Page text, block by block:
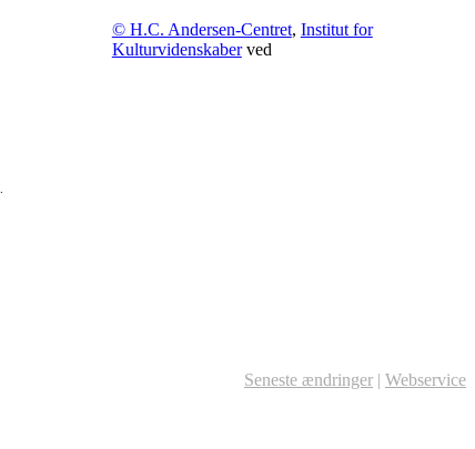
© H.C. Andersen-Centret, Institut for
Kulturvidenskaberved
Seneste ændringer | Webservice